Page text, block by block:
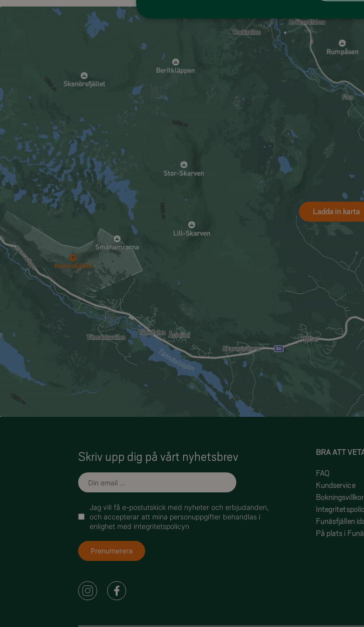
Ladda in karta
Skriv upp dig på vårt nyhetsbrev
Jag vill få e-postutskick med nyheter och erbjudanden,
och accepterar att mina personuppgifter behandlas i
enlighet med integritetspolicyn
Prenumerera
BRA ATT
FAQ
Kundservice
Bokningsvillkor
Funäsfjällen
På plats i